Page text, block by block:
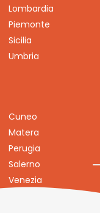
Lombardia
Piemonte
Sicilia
Umbria
Cuneo
Matera
Perugia
Salerno
Venezia